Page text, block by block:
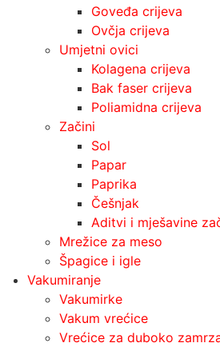
Goveđa crijeva
Ovčja crijeva
Umjetni ovici
Kolagena crijeva
Bak faser crijeva
Poliamidna crijeva
Začini
Sol
Papar
Paprika
Češnjak
Aditvi i mješavine
Mrežice za meso
Špagice i igle
Vakumiranje
Vakumirke
Vakum vrećice
Vrećice za duboko